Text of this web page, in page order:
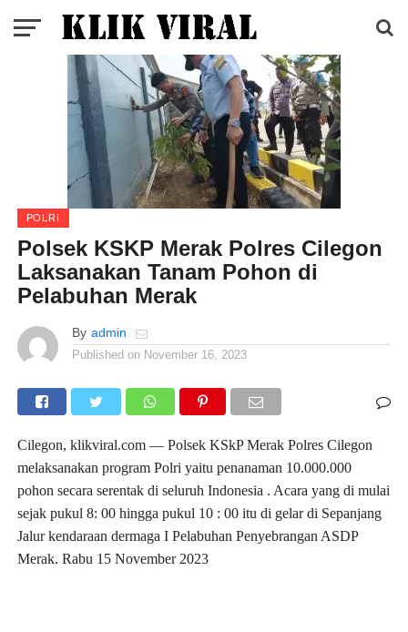
POLRI
Polsek KSKP Merak Polres Cilegon
Laksanakan Tanam Pohon di
Pelabuhan Merak
By admin
Published on November 16, 2023
Cilegon, klikviral.com — Polsek KSkP Merak Polres Cilegon
melaksanakan program Polri yaitu penanaman 10.000.000
pohon secara serentak di seluruh Indonesia . Acara yang di mulai
sejak pukul 8: 00 hingga pukul 10 : 00 itu di gelar di Sepanjang
Jalur kendaraan dermaga I Pelabuhan Penyebrangan ASDP
Merak. Rabu 15 November 2023